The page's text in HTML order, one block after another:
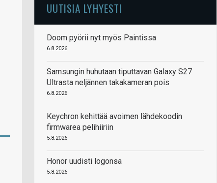
UUTISIA LYHYESTI
Doom pyörii nyt myös Paintissa
6.8.2026
Samsungin huhutaan tiputtavan Galaxy S27
Ultrasta neljännen takakameran pois
6.8.2026
Keychron kehittää avoimen lähdekoodin
firmwarea pelihiiriin
5.8.2026
Honor uudisti logonsa
5.8.2026